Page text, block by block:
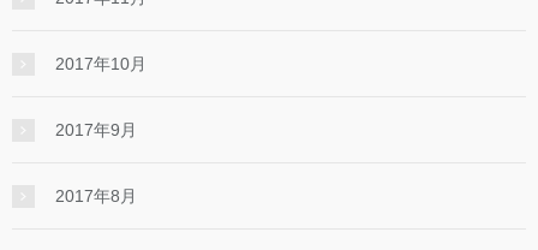
2017年10月
2017年9月
2017年8月